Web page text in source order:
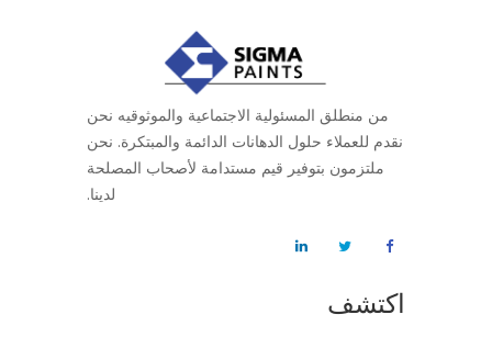
من منطلق المسئولية الاجتماعية والموثوقيه نحن
نقدم للعملاء حلول الدهانات الدائمة والمبتكرة. نحن
ملتزمون بتوفير قيم مستدامة لأصحاب المصلحة
لدينا.
اكتشف